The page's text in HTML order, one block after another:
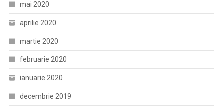
mai 2020
aprilie 2020
martie 2020
februarie 2020
ianuarie 2020
decembrie 2019